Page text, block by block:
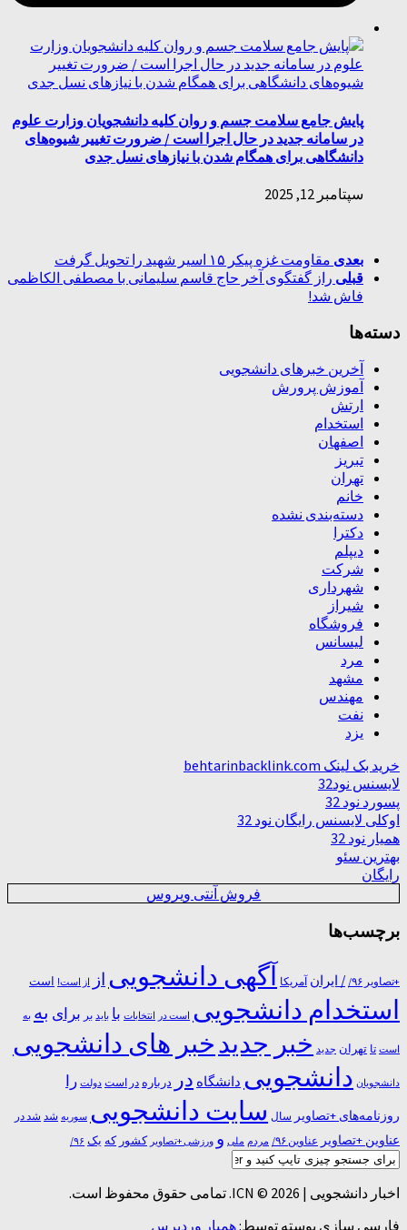
پایش جامع سلامت جسم و روان کلیه دانشجویان وزارت علوم
در سامانه جدید در حال اجرا است / ضرورت تغییر شیوه‌های
دانشگاهی برای همگام شدن با نیازهای نسل جدی
سپتامبر 12, 2025
بعدی مقاومت غزه پیکر ۱۵ اسیر شهید را تحویل گرفت
قبلی راز گفتگوی آخر حاج قاسم سلیمانی با مصطفی الکاظمی
فاش شد!
دسته‌ها
آخرین خبرهای دانشجویی
آموزش پرورش
ارتش
استخدام
اصفهان
تبریز
تهران
خانم
دسته‌بندی نشده
دکترا
دیپلم
شرکت
شهرداری
شیراز
فروشگاه
لیسانس
مرد
مشهد
مهندس
نفت
یزد
خرید بک لینک behtarinbacklink.com
لایسنس نود32
پسورد نود 32
اوکلی لایسنس رایگان نود 32
همیار نود 32
بهترین سئو
رایگان
فروش آنتی ویروس
برچسب‌ها
+تصاویر ۹۶/ / ایران آمریکا آگهی دانشجویی از از است! است
استخدام دانشجویی است در انتخابات با باید بر برای به به
است تا تهران جدید خبر جدیدخبر های دانشجویی
دانشجویان دانشجویی دانشگاه در درباره در ﺍﺳﺖ دولت را
روزنامه‌های +تصاویر سال سایت دانشجویی سوریه شد شد در
عناوین +تصاویر عناوین ۹۶/ مردم ملی و ورزشی +تصاویر کشور که یک ۹۶/
اخبار دانشجویی | ICN © 2026. تمامی حقوق محفوظ است.
فارسی سازی پوسته توسط:همیار وردپرس